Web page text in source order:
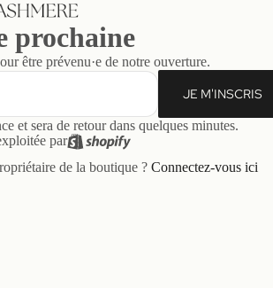
prochaine
être prévenu·e de notre ouverture.
JE M'INSCRIS
et sera de retour dans quelques minutes.
par
de la boutique ? Connectez-vous ici